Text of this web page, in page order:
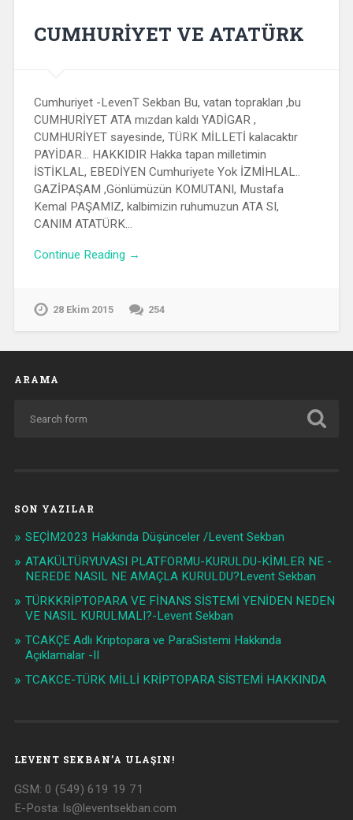
CUMHURİYET VE ATATÜRK
Cumhuriyet -LevenT Sekban Bu, vatan toprakları ,bu
CUMHURİYET ATA mızdan kaldı YADİGAR ,
CUMHURİYET sayesinde, TÜRK MİLLETİ kalacaktır
PAYİDAR… HAKKIDIR Hakka tapan milletimin
İSTİKLAL, EBEDİYEN Cumhuriyete Yok İZMİHLAL..
GAZİPAŞAM ,Gönlümüzün KOMUTANI, Mustafa
Kemal PAŞAMIZ, kalbimizin ruhumuzun ATA SI,
CANIM ATATÜRK…
Continue Reading →
28 Ekim 2015 254
ARAMA
SON YAZILAR
SEÇİM2023 Hakkında Düşünceler /Levent Sekban
ATAKÜLTÜRYUVASI PLATFORMU-KURULDU-KİMLER NE -
NEREDE NASIL NE AMAÇLA KURULDU?Levent Sekban
TÜRKKRİPTOPARA VE FİNANS SİSTEMİ YENİDEN NEDEN
VE NASIL KURULMALI?-Levent Sekban
TCAKÇE Adlı Kriptopara ve ParaSistemi Hakkında
Açıklamalar -II
TCAKCE-TÜRK MİLLİ KRİPTOPARA SİSTEMİ HAKKINDA
LEVENT SEKBAN’A ULAŞIN!
GSM: 0 (549) 619 19 71
E-Posta: ls@leventsekban.com